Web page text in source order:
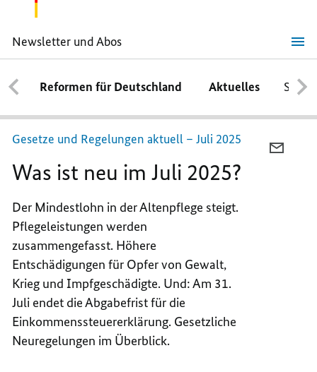
Newsletter und Abos
Was
ist
neu
im
Juli
2025?
Reformen für Deutschland Aktuelles
Gesetze und Regelungen aktuell – Juli 2025
Was ist neu im Juli 2025?
Der Mindestlohn in der Altenpflege steigt.
Pflegeleistungen werden
zusammengefasst. Höhere
Entschädigungen für Opfer von Gewalt,
Krieg und Impfgeschädigte. Und: Am 31.
Juli endet die Abgabefrist für die
Einkommenssteuererklärung. Gesetzliche
Neuregelungen im Überblick.